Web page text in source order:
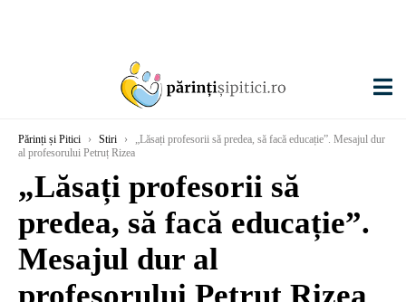
Părinți și Pitici › Stiri ›
„Lăsați profesorii să predea, să facă educație”. Mesajul dur
al profesorului Petruț Rizea
„Lăsați profesorii să
predea, să facă educație”.
Mesajul dur al